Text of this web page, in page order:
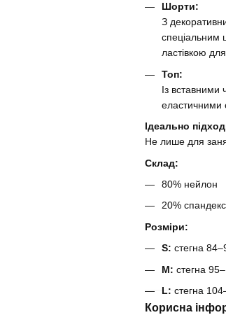
Шорти:
З
спеціальним
ластівкою
Топ:
Із
еластичними
Ідеально
Не лише для
Склад:
80% нейлон
20% спандекс
Розміри:
S: стегна
M: стегна
L: стегна
Корисна